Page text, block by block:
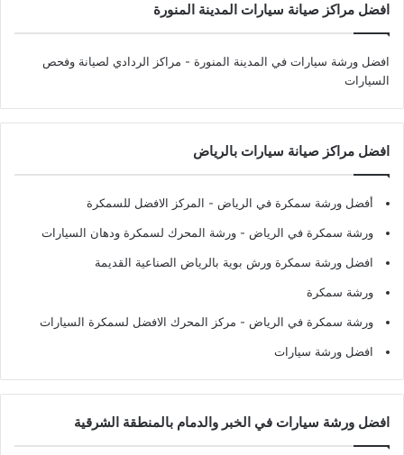
افضل مراكز صيانة سيارات المدينة المنورة
افضل ورشة سيارات في المدينة المنورة - مراكز الردادي لصيانة وفحص
السيارات
افضل مراكز صيانة سيارات بالرياض
أفضل ورشة سمكرة في الرياض - المركز الافضل للسمكرة
ورشة سمكرة في الرياض - ورشة المحرك لسمكرة ودهان السيارات
افضل ورشة سمكرة ورش بوية بالرياض الصناعية القديمة
ورشة سمكرة
ورشة سمكرة في الرياض - مركز المحرك الافضل لسمكرة السيارات
افضل ورشة سيارات
افضل ورشة سيارات في الخبر والدمام بالمنطقة الشرقية